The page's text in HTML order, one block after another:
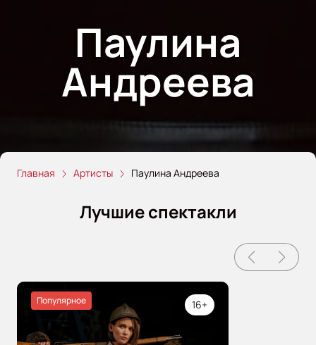
Паулина
Андреева
Главная Артисты Паулина Андреева
Лучшие спектакли
Популярное 16+